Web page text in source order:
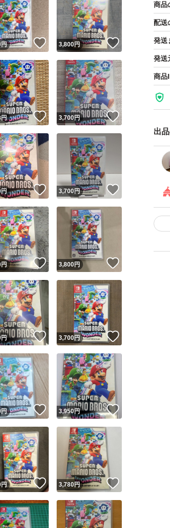
商品
配送
発送
発送
商品
出
ユーザーの実績について
マが定めた一定の基準を満たしたユーザーにバッジ
品者
引出品者 Yahoo!フリマの基準をクリアした安心・
績◯+ このユーザーはYahoo!フリマの取引を完
マ実績◯+ このユーザーは他フリマサービスでの取
安心発送
ジは実績に基づく表示であり、発送を保証しているものではあ
ド＆安心発送
このユーザーは高頻度で24時間以内＆設
ます
ド発送 このユーザーは高頻度で24時間以内に発
この商品の情報をコピーします
品画像の無断転載は禁止されています
ピーは1商品につき1回です
出品ページへ
キャンセル
円 いいね！
3,800円 いいね！
円 いいね！
3,700円 いいね！
円 いいね！
3,700円
円 いいね！
3,800円
円 いいね！
3,700円 いいね！
円 いいね！
3,950円
円 いいね！
3,780円